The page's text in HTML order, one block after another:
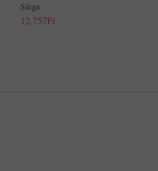
Sárga
12,757Ft